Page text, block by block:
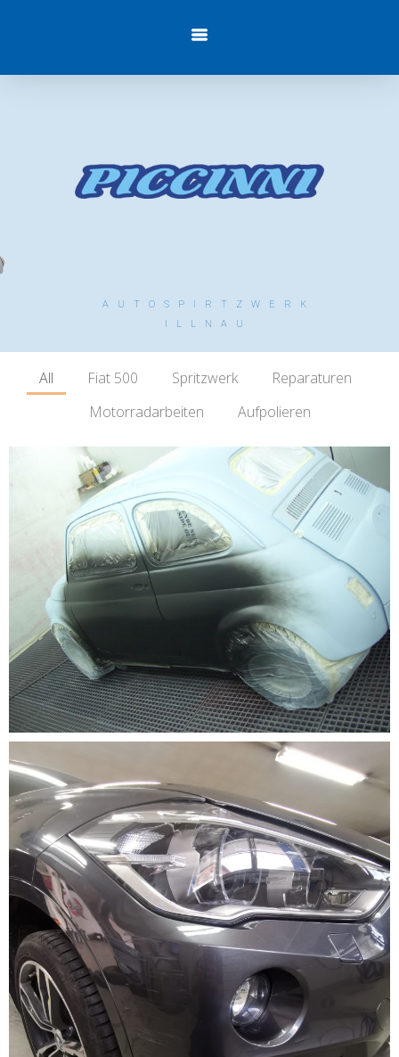
AUTOSPIRTZWERK
ILLNAU
All Fiat 500 Spritzwerk
Reparaturen
Motorradarbeiten
Aufpolieren